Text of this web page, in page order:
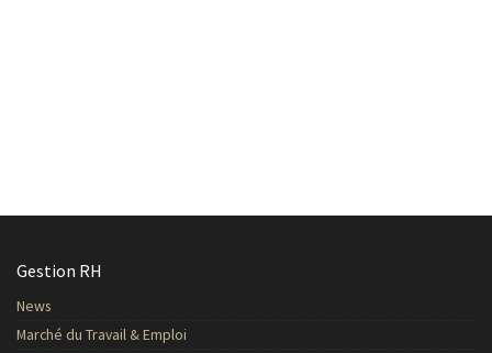
Gestion RH
News
Marché du Travail & Emploi